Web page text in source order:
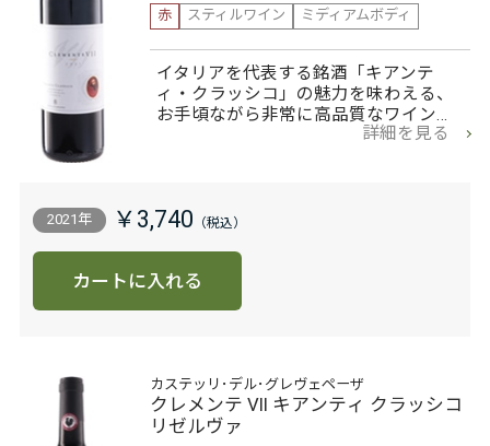
赤
スティルワイン ミディアムボディ
イタリアを代表する銘酒「キアンテ
ィ・クラッシコ」の魅力を味わえる、
お手頃ながら非常に高品質なワイン…
詳細を見る
2021年 ￥3,740
カートに入れる
カステッリ･デル･グレヴェペーザ
クレメンテ VII キアンティ クラッシコ
リゼルヴァ